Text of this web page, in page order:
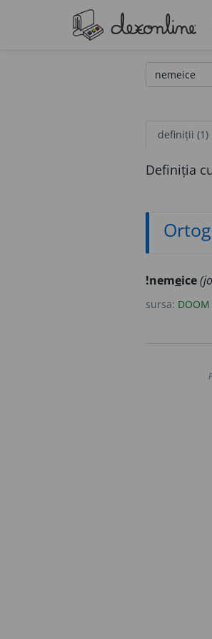
definiții (1)
Definiția
!nemeice
sursa: